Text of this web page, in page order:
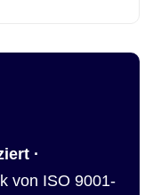
·
von ISO 9001-